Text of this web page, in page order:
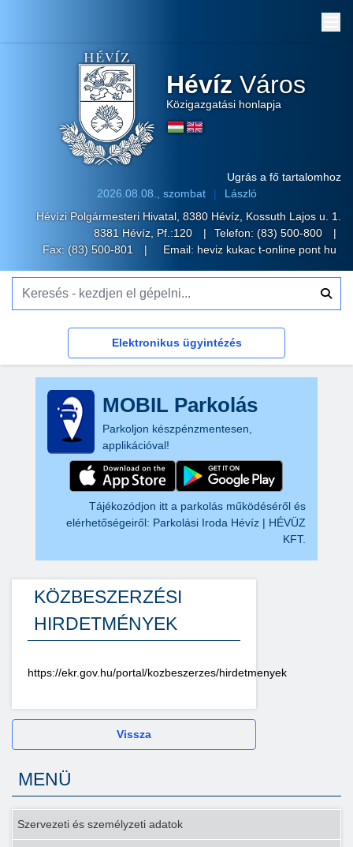
Hévíz Város
Közigazgatási honlapja
Ugrás a fő tartalomhoz
2026.08.08., szombat
László
Hévízi Polgármesteri Hivatal, 8380 Hévíz, Kossuth Lajos u. 1.
8381 Hévíz, Pf.:120
Telefon: (83) 500-800
Fax: (83) 500-801
Email: heviz kukac t-online pont hu
Elektronikus ügyintézés
MOBIL Parkolás
Parkoljon készpénzmentesen,
applikációval!
Tájékozódjon itt a parkolás működéséről és
elérhetőségeiről: Parkolási Iroda Hévíz | HÉVÜZ
KFT.
KÖZBESZERZÉSI
HIRDETMÉNYEK
https://ekr.gov.hu/portal/kozbeszerzes/hirdetmenyek
Vissza
MENÜ
Szervezeti és személyzeti adatok